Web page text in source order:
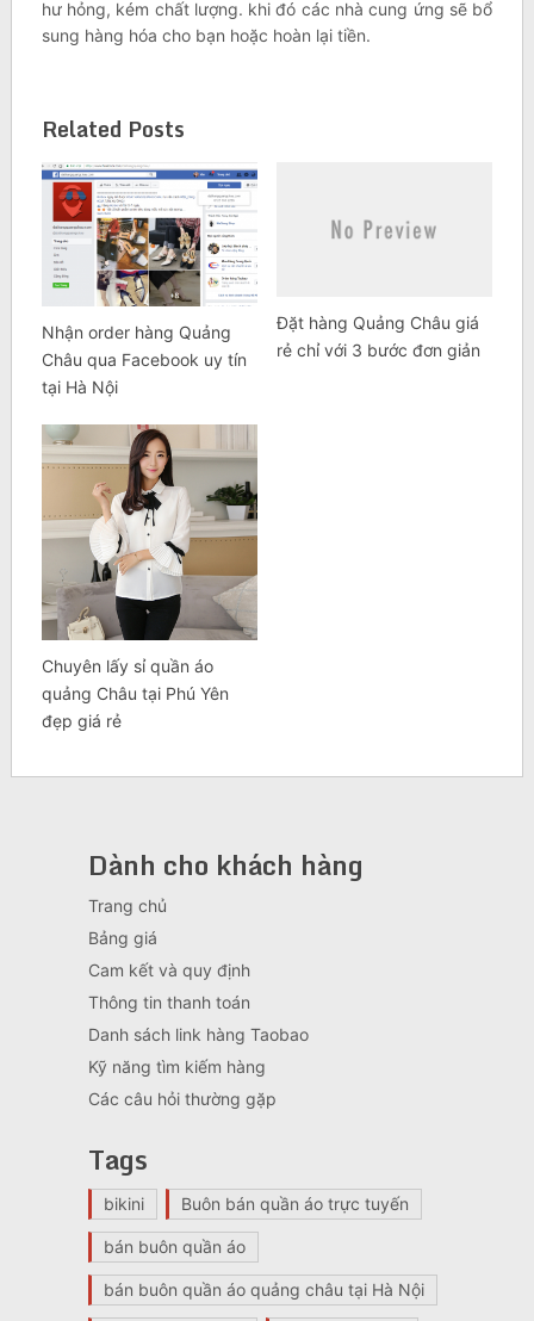
hư hỏng, kém chất lượng. khi đó các nhà cung ứng sẽ bổ
sung hàng hóa cho bạn hoặc hoàn lại tiền.
Related Posts
Nhận order hàng Quảng
Châu qua Facebook uy tín
tại Hà Nội
Đặt hàng Quảng Châu giá
rẻ chỉ với 3 bước đơn giản
Chuyên lấy sỉ quần áo
quảng Châu tại Phú Yên
đẹp giá rẻ
Dành cho khách hàng
Trang chủ
Bảng giá
Cam kết và quy định
Thông tin thanh toán
Danh sách link hàng Taobao
Kỹ năng tìm kiếm hàng
Các câu hỏi thường gặp
Tags
bikini Buôn bán quần áo trực tuyến
bán buôn quần áo
bán buôn quần áo quảng châu tại Hà Nội